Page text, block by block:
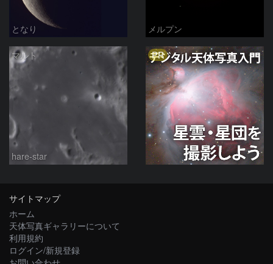
となり メルプン
マルト
hare-star
PR
サイトマップ
ホーム
天体写真ギャラリーについて
利用規約
ログイン/新規登録